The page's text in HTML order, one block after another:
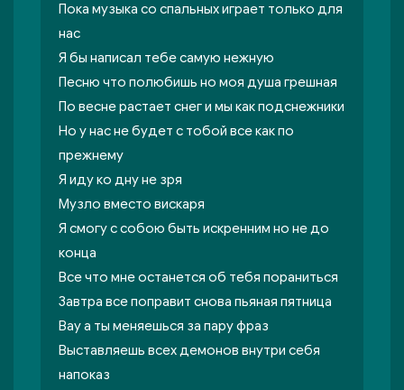
Пока музыка со спальных играет только для
нас
Я бы написал тебе самую нежную
Песню что полюбишь но моя душа грешная
По весне растает снег и мы как подснежники
Но у нас не будет с тобой все как по
прежнему
Я иду ко дну не зря
Музло вместо вискаря
Я смогу с собою быть искренним но не до
конца
Все что мне останется об тебя пораниться
Завтра все поправит снова пьяная пятница
Вау а ты меняешься за пару фраз
Выставляешь всех демонов внутри себя
напоказ